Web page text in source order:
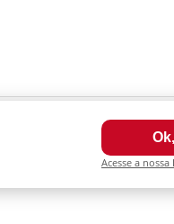
Acesse a
Fotos meramente